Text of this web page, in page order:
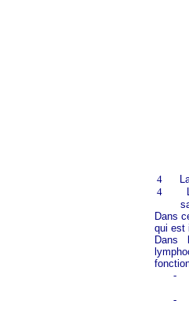
4
4
Dans
qui est
Dans
-
-